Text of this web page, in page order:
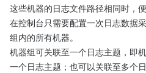
这些机器的日志文件路径相同时，
在控制台只需要配置一次日志数据
组内的所有机器。
机器组可关联至一个日志主题，即
一个日志主题；也可以关联至多个